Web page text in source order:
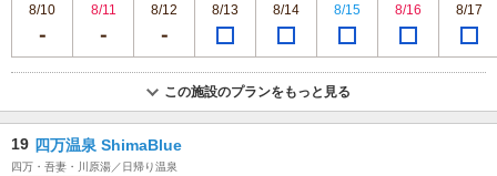
8/10
8/11 8/12 8/13 8/14 8/15 8/16 8/17
この施設のプランをもっと見る
19 四万温泉 ShimaBlue
四万・吾妻・川原湯／日帰り温泉